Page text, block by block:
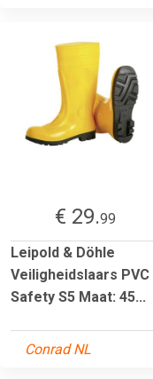
€ 29.99
Leipold & Döhle
Veiligheidslaars PVC
Safety S5 Maat: 45...
Conrad NL